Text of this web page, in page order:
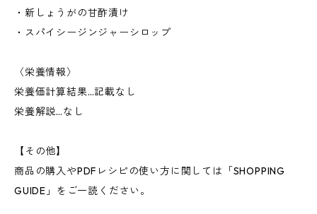
・新しょうがの甘酢漬け
・スパイシージンジャーシロップ
〈栄養情報〉
栄養価計算結果…記載なし
栄養解説…なし
【その他】
商品の購入やPDFレシピの使い方に関しては「SHOPPING
GUIDE」をご一読ください。